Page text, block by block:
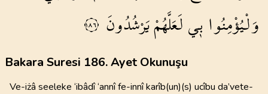
وَلْيُؤْمِنُوا ب۪يلَعَلَّهُمْيَرْشُدُونَ ١٨٦
Bakara Suresi 186. Ayet Okunuşu
Ve-iżâ seeleke ‘ibâdî ‘annî fe-innî karîb(un)(s) ucîbu da’vete-